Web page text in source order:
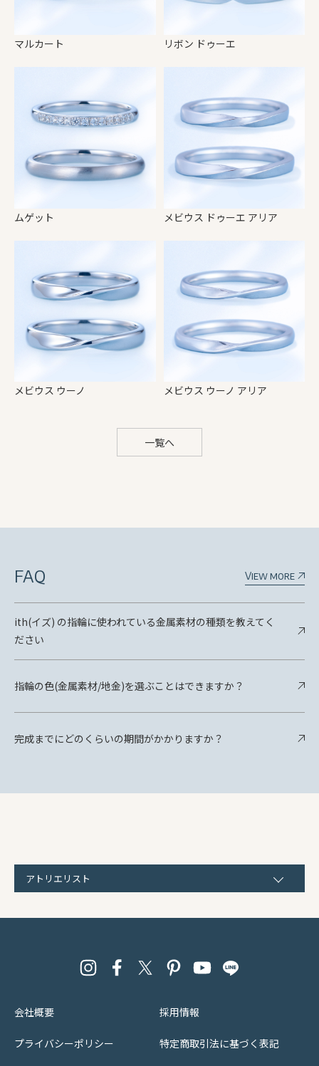
マルカート リボン ドゥーエ
ムゲット メビウス ドゥーエ アリア
メビウス ウーノ メビウス ウーノ アリア
一覧へ
FAQ View more
ith(イズ) の指輪に使われている金属素材の種類を教えてく
ださい
指輪の色(金属素材/地金)を選ぶことはできますか？
完成までにどのくらいの期間がかかりますか？
アトリエリスト
会社概要 採用情報
プライバシーポリシー 特定商取引法に基づく表記